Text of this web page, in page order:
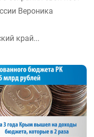
Вероника
край...